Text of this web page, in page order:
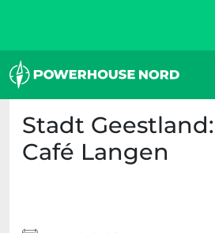
Stadt
Café Langen